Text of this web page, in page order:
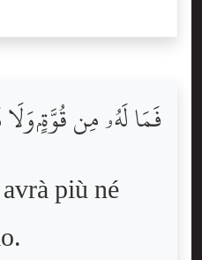
فَمَا لَهُۥ مِن قُوَّةٍۢ
più né